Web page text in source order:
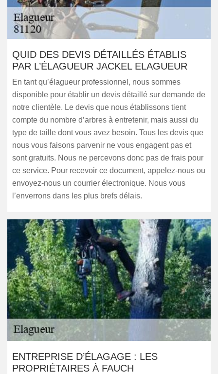
QUID DES DEVIS DÉTAILLÉS ÉTABLIS
PAR L’ÉLAGUEUR JACKEL ELAGUEUR
En tant qu’élagueur professionnel, nous sommes
disponible pour établir un devis détaillé sur demande de
notre clientèle. Le devis que nous établissons tient
compte du nombre d’arbres à entretenir, mais aussi du
type de taille dont vous avez besoin. Tous les devis que
nous vous faisons parvenir ne vous engagent pas et
sont gratuits. Nous ne percevons donc pas de frais pour
ce service. Pour recevoir ce document, appelez-nous ou
envoyez-nous un courrier électronique. Nous vous
l’enverrons dans les plus brefs délais.
ENTREPRISE D’ÉLAGAGE : LES
PROPRIÉTAIRES À FAUCH